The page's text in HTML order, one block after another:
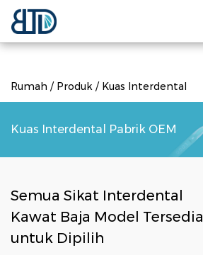
Rumah / Produk / Kuas Interdental
Kuas Interdental Pabrik OEM
Semua Sikat Interdental
Kawat Baja Model Tersedia
untuk Dipilih